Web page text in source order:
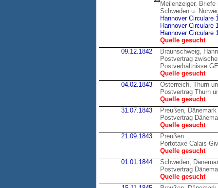
Meilenzeiger,
Schweden u.
Hannover Circulare
Hannover Circulare
Hannover Circulare
Quelle gesucht
09.12.1842
Braunschweig,
Postvertrag
Postverhältnisse
Quelle gesucht
04.02.1843
Österreich, Thurn
Postvertrag Thurn
Quelle gesucht
31.07.1843
Preußen, Dänemark
Postvertrag
Quelle gesucht
21.09.1843
Preußen
Portotaxe Calais-
Quelle gesucht
01.01.1844
Schweden,
Postvertrag
Quelle gesucht